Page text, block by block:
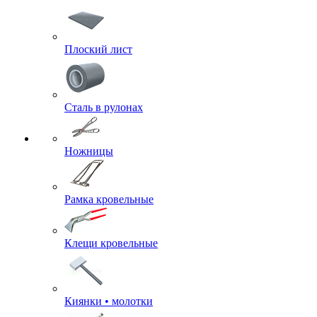
Плоский лист
Сталь в рулонах
Ножницы
Рамка кровельные
Клещи кровельные
Киянки • молотки